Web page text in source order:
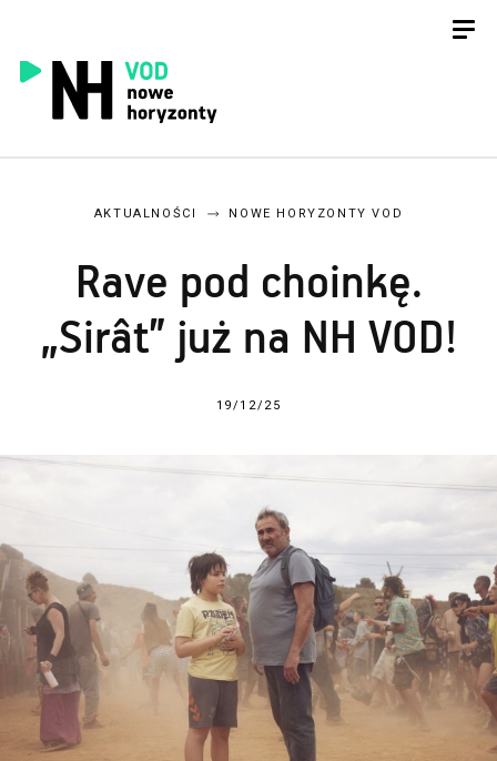
AKTUALNOŚCI NOWE HORYZONTY VOD
Rave pod choinkę.
„Sirât” już na NH VOD!
19/12/25